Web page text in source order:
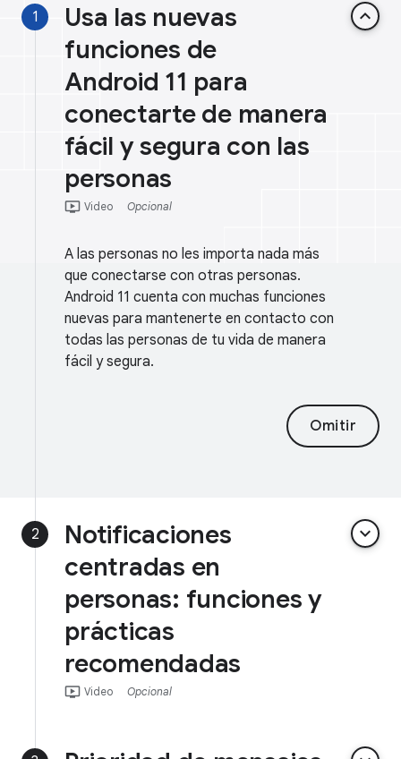
1
Usa las nuevas
funciones de
Android 11 para
conectarte de manera
fácil y segura con las
personas
keyboard_arrow_up
ondemand_video Video Opcional
A las personas no les importa nada más
que conectarse con otras personas.
Android 11 cuenta con muchas funciones
nuevas para mantenerte en contacto con
todas las personas de tu vida de manera
fácil y segura.
Omitir
2
Notificaciones
centradas en
personas: funciones y
prácticas
recomendadas
keyboard_arrow_down
ondemand_video Video Opcional